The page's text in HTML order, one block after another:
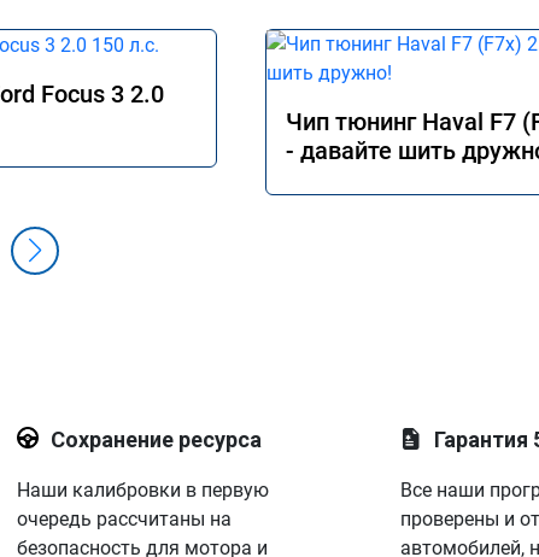
Focus 3 2.0
Чип тюнинг Haval F7
- давайте шить
Сохранение ресурса
Наши калибровки в первую
очередь рассчитаны на
безопасность для мотора и
Гарантия
Все наши
проверены и
автомобилей,